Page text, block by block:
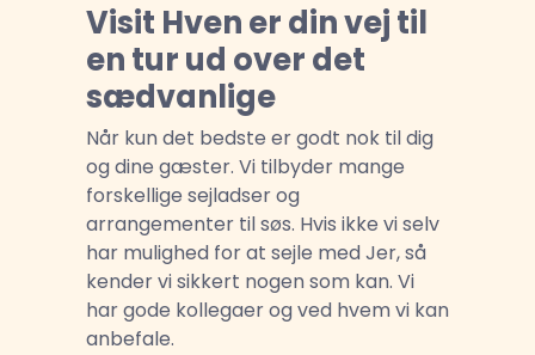
Visit Hven er din vej til
en tur ud over det
sædvanlige
Når kun det bedste er godt nok til dig
og dine gæster. Vi tilbyder mange
forskellige sejladser og
arrangementer til søs. Hvis ikke vi selv
har mulighed for at sejle med Jer, så
kender vi sikkert nogen som kan. Vi
har gode kollegaer og ved hvem vi kan
anbefale.